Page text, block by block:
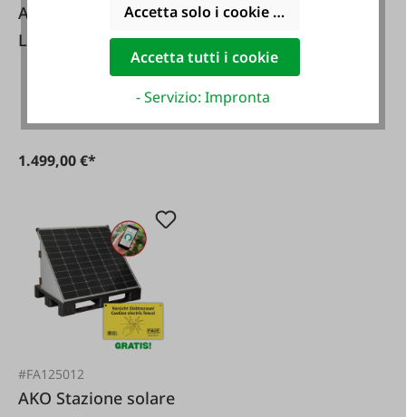
AKO Stazione solare
L smart
1.499,00 €*
recinzioni
SunPower S2400
Smart
#FA125012
AKO Stazione solare
Accetta solo i cookie funzionali
Accetta tutti i cookie
- Servizio: Impronta